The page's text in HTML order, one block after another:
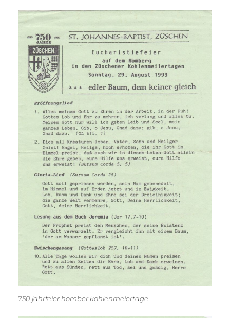
750 jahrfeier homber kohlenmeiertage